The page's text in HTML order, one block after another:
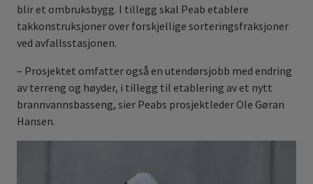
blir et ombruksbygg. I tillegg skal Peab etablere
takkonstruksjoner over forskjellige sorteringsfraksjoner
ved avfallsstasjonen.
– Prosjektet omfatter også en utendørsjobb med endring
av terreng og høyder, i tillegg til etablering av et nytt
brannvannsbasseng, sier Peabs prosjektleder Ole Gøran
Hansen.